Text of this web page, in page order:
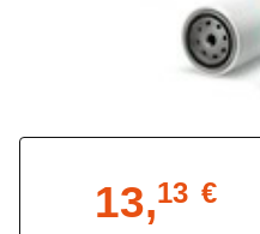
13,13 €